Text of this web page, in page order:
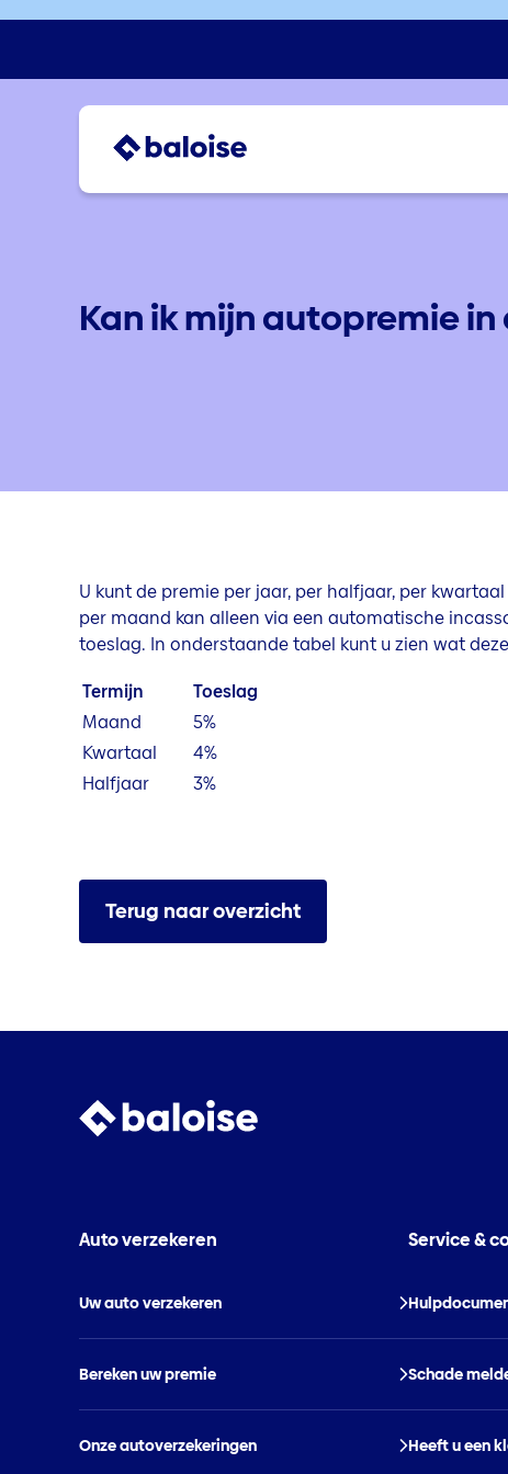
Kan ik mijn autopremie
U kunt de premie per jaar, per halfjaar, per
per maand kan alleen via een automatische
toeslag. In onderstaande tabel kunt u zien wat
Termijn
Toeslag
Maand
5%
Kwartaal
4%
Halfjaar
3%
Terug naar overzicht
Auto verzekeren
Uw auto verzekeren
Bereken uw premie
Onze autoverzekeringen
Service &
Schade
Heeft u een